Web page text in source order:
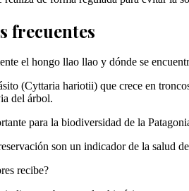
frecuentes
el hongo llao llao y dónde se
(Cyttaria hariotii) que crece en
del árbol.
para la biodiversidad de la
son un indicador de la salud
recibe?